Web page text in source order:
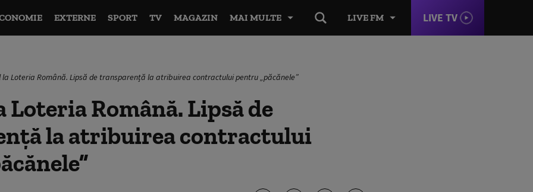
LIVE FM LIVE TV
EXTERNE SPORT TV MAGAZIN MAI MULTE
la Loteria Română. Lipsă de transparență la atribuirea contractului pentru „păcănele”
Loteria Română. Lipsă de
la atribuirea contractului